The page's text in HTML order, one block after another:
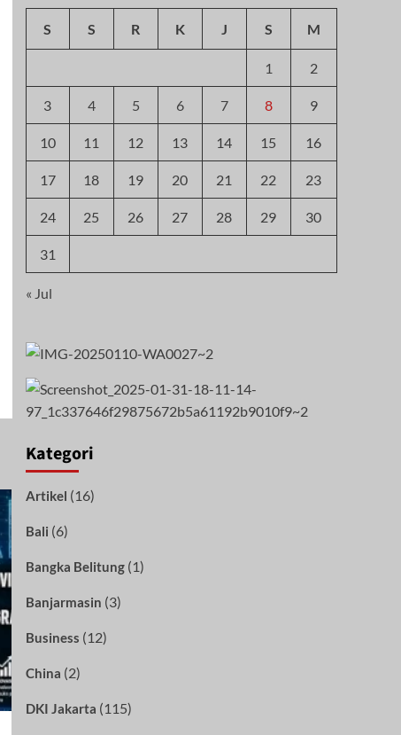
S S R K J S M
1 2
3 4 5 6 7 8 9
10 11 12 13 14 15 16
17 18 19 20 21 22 23
24 25 26 27 28 29 30
31
« Jul
Kategori
Artikel (16)
Bali (6)
Bangka Belitung(1)
Banjarmasin (3)
Business (12)
China (2)
DKI Jakarta (115)